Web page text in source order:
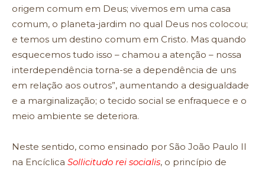
origem comum em Deus; vivemos em uma casa
comum, o planeta-jardim no qual Deus nos colocou;
e temos um destino comum em Cristo. Mas quando
esquecemos tudo isso – chamou a atenção – nossa
interdependência torna-se a dependência de uns
em relação aos outros”, aumentando a desigualdade
e a marginalização; o tecido social se enfraquece e o
meio ambiente se deteriora.
Neste sentido, como ensinado por São João Paulo II
na Encíclica Sollicitudo rei socialis, o princípio de